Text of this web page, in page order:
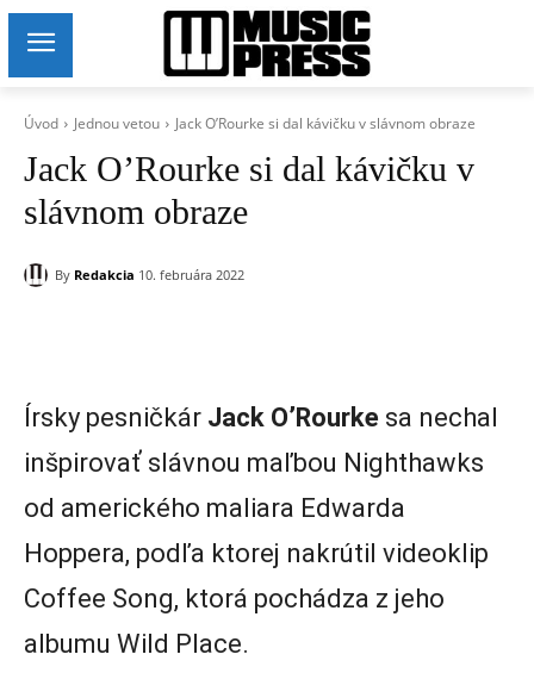
Úvod Jednou vetou Jack O’Rourke si dal kávičku v slávnom obraze
Jack O’Rourke si dal kávičku v
slávnom obraze
By Redakcia 10. februára 2022
Írsky pesničkár Jack O’Rourke sa nechal
inšpirovať slávnou maľbou Nighthawks
od amerického maliara Edwarda
Hoppera, podľa ktorej nakrútil videoklip
Coffee Song, ktorá pochádza z jeho
albumu Wild Place.